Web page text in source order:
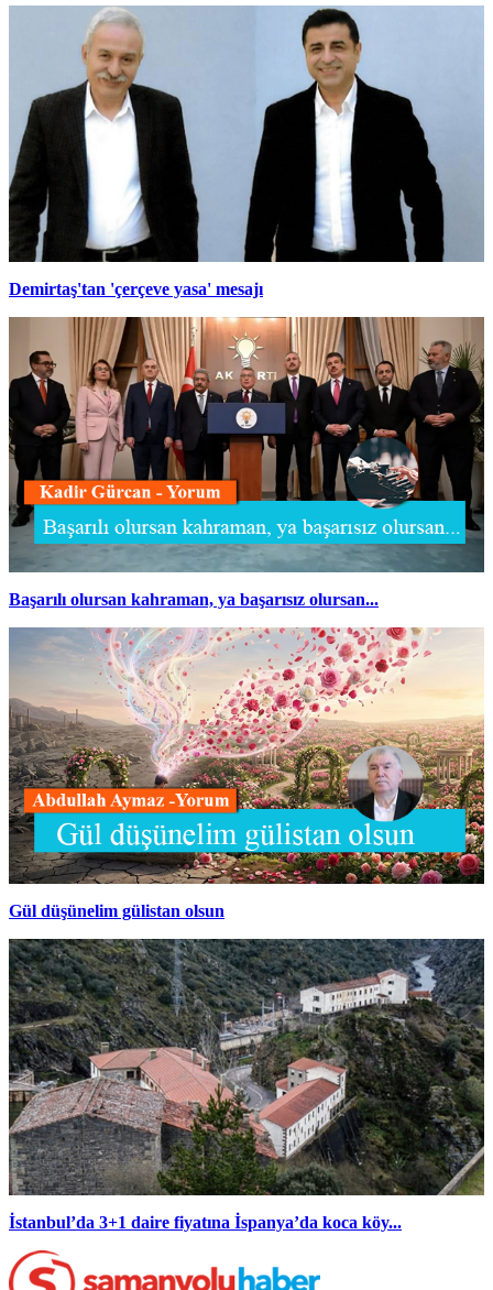
Demirtaş'tan 'çerçeve yasa' mesajı
Başarılı olursan kahraman, ya başarısız olursan...
Gül düşünelim gülistan olsun
İstanbul’da 3+1 daire fiyatına İspanya’da koca köy...